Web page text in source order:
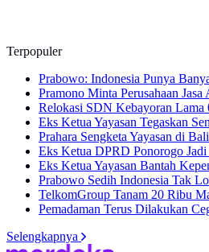
Terpopuler
Prabowo: Indonesia Punya
Pramono Minta Perusahaan
Relokasi SDN Kebayoran Lama
Eks Ketua Yayasan Tegaskan
Prahara Sengketa Yayasan di
Eks Ketua DPRD Ponorogo
Eks Ketua Yayasan Bantah
Prabowo Sedih Indonesia Tak
TelkomGroup Tanam 20 Ribu
Pemadaman Terus Dilakukan
Selengkapnya